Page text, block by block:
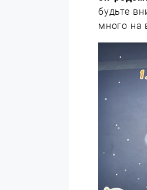
будьте
много на